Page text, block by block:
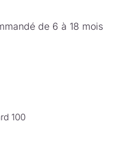
de 6 à 18 mois
100